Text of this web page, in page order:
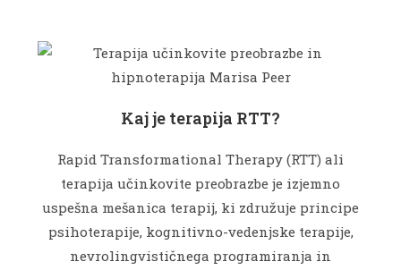
Kaj je terapija RTT?
Rapid Transformational Therapy (RTT) ali
terapija učinkovite preobrazbe je izjemno
uspešna mešanica terapij, ki združuje principe
psihoterapije, kognitivno-vedenjske terapije,
nevrolingvističnega programiranja in